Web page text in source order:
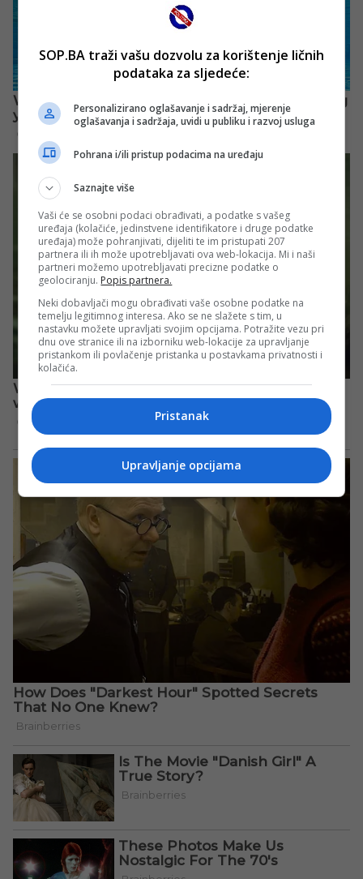
SOP.BA traži vašu dozvolu za korištenje ličnih
podataka za sljedeće:
Personalizirano oglašavanje i sadržaj, mjerenje
oglašavanja i sadržaja, uvidi u publiku i razvoj usluga
Pohrana i/ili pristup podacima na uređaju
Saznajte više
Vaši će se osobni podaci obrađivati, a podatke s vašeg
uređaja (kolačiće, jedinstvene identifikatore i druge podatke
uređaja) može pohranjivati, dijeliti te im pristupati 207
partnera ili ih može upotrebljavati ova web-lokacija. Mi i naši
partneri možemo upotrebljavati precizne podatke o
geolociranju. Popis partnera.
Neki dobavljači mogu obrađivati vaše osobne podatke na
temelju legitimnog interesa. Ako se ne slažete s tim, u
nastavku možete upravljati svojim opcijama. Potražite vezu pri
dnu ove stranice ili na izborniku web-lokacije za upravljanje
pristankom ili povlačenje pristanka u postavkama privatnosti i
kolačića.
Pristanak
Upravljanje opcijama